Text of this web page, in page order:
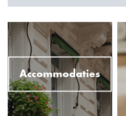
Accommodaties